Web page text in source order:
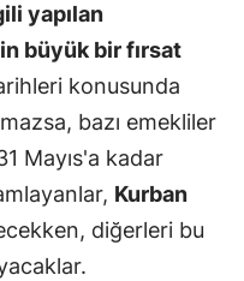
yapılan
büyük bir fırsat
konusunda
bazı emekliler
Mayıs'a kadar
Kurban
diğerleri bu